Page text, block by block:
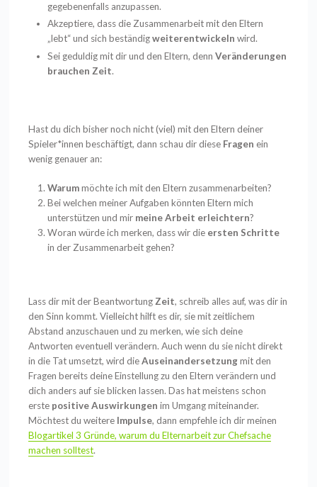
gegebenenfalls anzupassen.
Akzeptiere, dass die Zusammenarbeit mit den Eltern
„lebt“ und sich beständigweiterentwickeln wird.
Sei geduldig mit dir und den Eltern, dennVeränderungen
brauchen Zeit.
Hast du dich bisher noch nicht (viel) mit den Eltern deiner
Spieler*innen beschäftigt, dann schau dir diese Fragen ein
wenig genauer an:
Warummöchte ich mit den Eltern zusammenarbeiten?
Bei welchen meiner Aufgaben könnten Eltern mich
unterstützen und mir meine Arbeit erleichtern?
Woran würde ich merken, dass wir die ersten Schritte
in der Zusammenarbeit gehen?
Lass dir mit der Beantwortung Zeit, schreib alles auf, was dir in
den Sinn kommt. Vielleicht hilft es dir, sie mit zeitlichem
Abstand anzuschauen und zu merken, wie sich deine
Antworten eventuell verändern. Auch wenn du sie nicht direkt
in die Tat umsetzt, wird dieAuseinandersetzungmit den
Fragen bereits deine Einstellung zu den Eltern verändern und
dich anders auf sie blicken lassen. Das hat meistens schon
erste positive Auswirkungen im Umgang miteinander.
Möchtest du weitere Impulse, dann empfehle ich dir meinen
Blogartikel 3 Gründe, warum du Elternarbeit zur Chefsache
machen solltest.